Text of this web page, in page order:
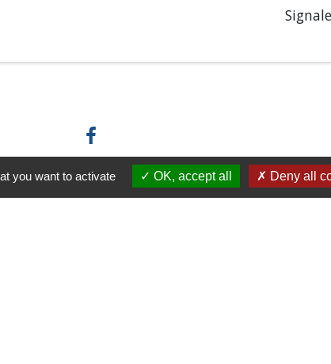
Liens
you want to activate OK, accept all Deny all